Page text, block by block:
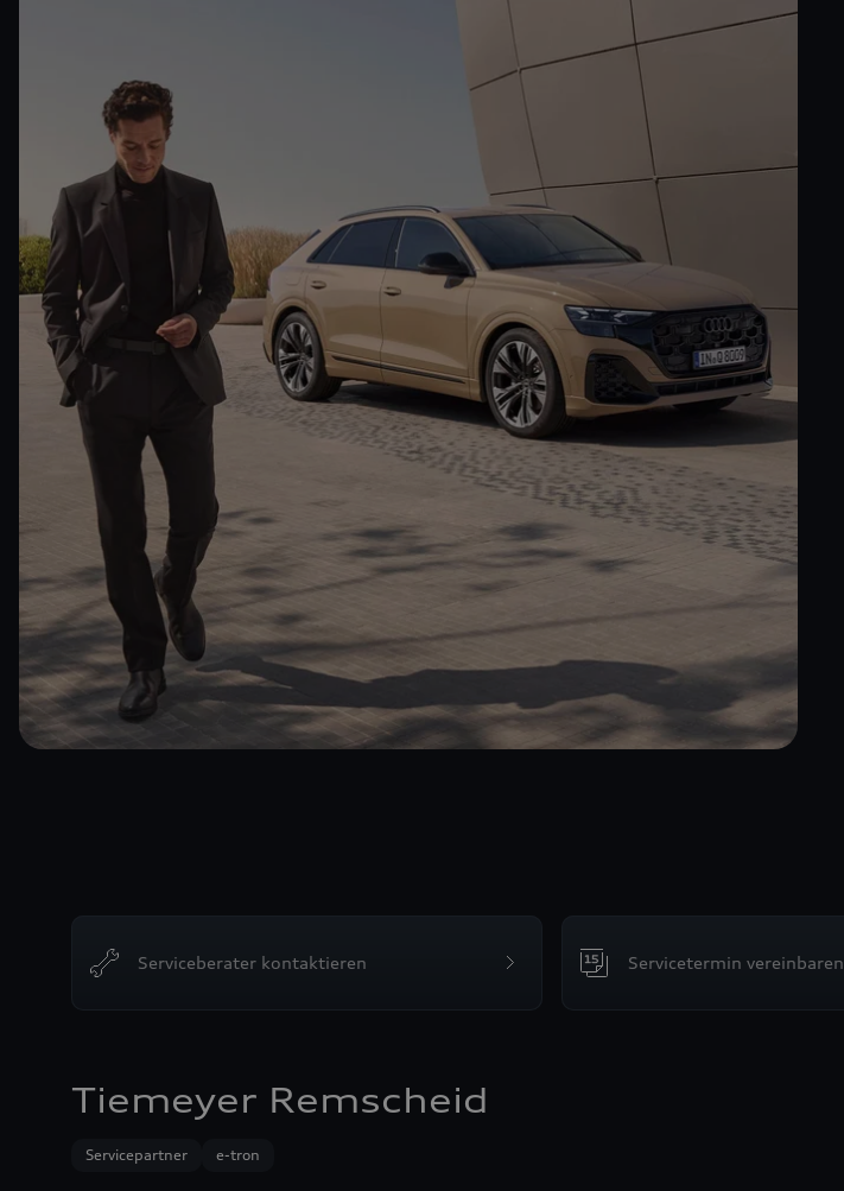
Serviceberater kontaktieren Servicetermin vereinbaren
Tiemeyer Remscheid
Servicepartner e-tron